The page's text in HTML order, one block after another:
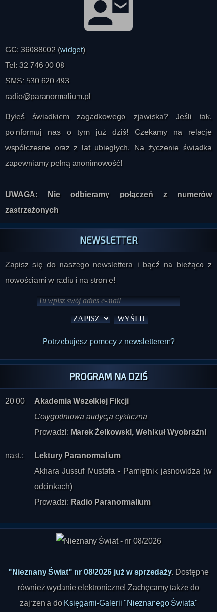
GG: 36088002 (widget)
Tel: 32 746 00 08
SMS: 530 620 493
radio@paranormalium.pl
Byłeś świadkiem zagadkowego zjawiska? Jeśli tak,
poinformuj nas o tym już dziś! Czekamy na relacje
współczesne oraz z lat ubiegłych. Na życzenie świadka
zapewniamy pełną anonimowość!
UWAGA: Nie odbieramy połączeń z numerów
zastrzeżonych
NEWSLETTER
Zapisz się do naszego newslettera i bądź na bieżąco z
nowościami w radiu i na stronie!
Potrzebujesz pomocy z newsletterem?
PROGRAM NA DZIŚ
20:00
Akademia Wszelkiej Fikcji
Cotygodniowa audycja cykliczna
Prowadzi: Marek Żelkowski, Wehikuł Wyobraźni
nast.:
Lektury Paranormalium
Akhara Jussuf Mustafa - Pamiętnik jasnowidza (w
odcinkach)
Prowadzi: Radio Paranormalium
"Nieznany Świat" nr 08/2026 już w sprzedaży. Dostępne
również wydanie elektroniczne! Zachęcamy także do
zajrzenia do Księgarni-Galerii "Nieznanego Świata"